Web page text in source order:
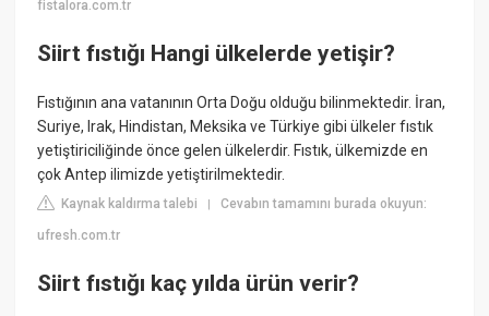
fistalora.com.tr
Siirt fıstığı Hangi ülkelerde yetişir?
Fıstığının ana vatanının Orta Doğu olduğu bilinmektedir. İran,
Suriye, Irak, Hindistan, Meksika ve Türkiye gibi ülkeler fıstık
yetiştiriciliğinde önce gelen ülkelerdir. Fıstık, ülkemizde en
çok Antep ilimizde yetiştirilmektedir.
Kaynak kaldırma talebi |Cevabın tamamını burada okuyun:
ufresh.com.tr
Siirt fıstığı kaç yılda ürün verir?